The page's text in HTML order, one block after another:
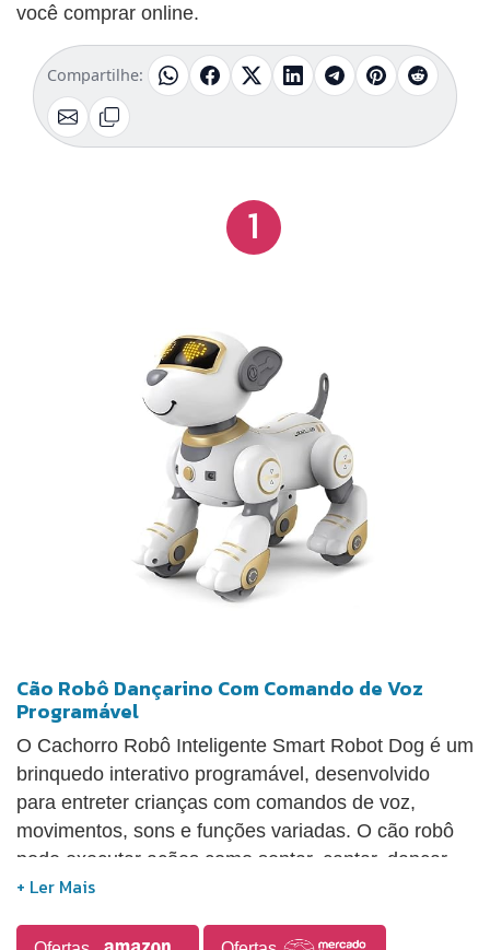
você comprar online.
Compartilhe:
1
Cão Robô Dançarino Com Comando de Voz
Programável
O Cachorro Robô Inteligente Smart Robot Dog é um
brinquedo interativo programável, desenvolvido
para entreter crianças com comandos de voz,
movimentos, sons e funções variadas. O cão robô
pode executar ações como sentar, cantar, dançar,
fazer acrobacias, flexões, giros e outros
Também conta com sensor de toque na cabeça,